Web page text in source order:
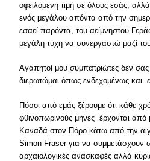
οφειλόμενη τιμή σε όλους εσάς,
ενός μεγάλου απόντα από την
εσαεί παρόντα, του αείμνηστου
μεγάλη τύχη να συνεργαστώ μαζί
Αγαπητοί μου συμπατριώτες δεν
διερωτώμαι όπως ενδεχομένως και
Πόσοι από εμάς ξέρουμε ότι κάθε
φθινοπωρινούς μήνες έρχονται από
Καναδά στον Πόρο κάτω από την
Simon Fraser για να συμμετάσχουν
αρχαιολογικές ανασκαφές αλλά